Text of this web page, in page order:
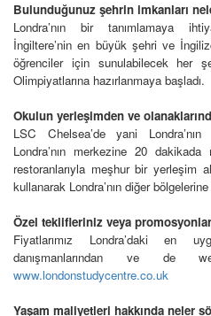
Bulunduğunuz şehrin imkanları
Londra’nın bir tanımlamaya
İngiltere’nin en büyük şehri ve
öğrenciler için sunulabilecek her
Olimpiyatlarına hazırlanmaya başladı.
Okulun yerleşimden ve
LSC Chelsea’de yani Londra’nın
Londra’nın merkezine 20
restoranlarıyla meşhur bir yerleşim
kullanarak Londra’nın diğer
Özel teklifleriniz veya
Fiyatlarımız Londra’daki en
danışmanlarından ve de
www.londonstudycentre.co.uk
Yaşam maliyetleri hakkında neler